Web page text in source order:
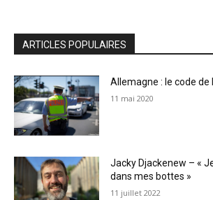
ARTICLES POPULAIRES
Allemagne : le code de
11 mai 2020
Jacky Djackenew – «
dans mes bottes »
11 juillet 2022